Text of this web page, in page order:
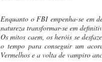
Enquanto o FBI empenha-se em
natureza transformar-se em
Os mitos caem, os heróis se
o tempo para conseguir um
Vermelhos e a volta de vampiro